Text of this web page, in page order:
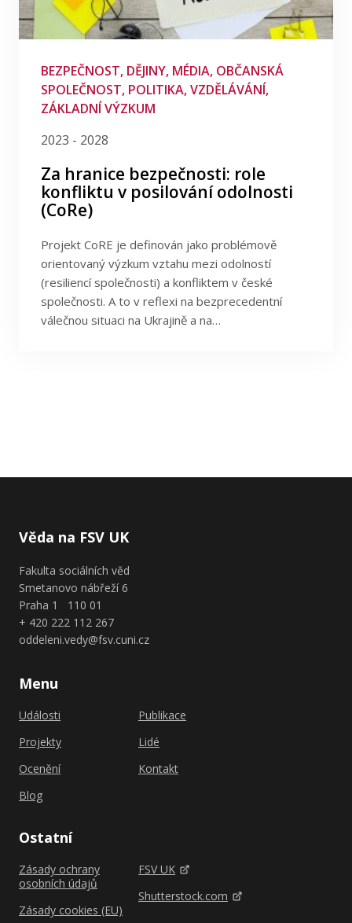
BEZPEČNOST, DĚJINY, MÉDIA, OBČANSKÁ
SPOLEČNOST, POLITIKA, VZDĚLÁVÁNÍ,
ZÁKLADNÍ VÝZKUM
2023 - 2028
Za hranice bezpečnosti: role
konfliktu v posilování odolnosti
(CoRe)
Projekt CoRE je definován jako problémově
orientovaný výzkum vztahu mezi odolností
(resiliencí společnosti) a konfliktem v české
společnosti. A to v reflexi na bezprecedentní
válečnou situaci na Ukrajině a na…
Umělá inteligence
Veřejná politika
Vzdělávání
Základní výzkum
Životní prostředí
Žurnalistika
Filtrovat podle poskytovatele
Filtrovat podle data
Věda na FSV UK
Fakulta sociálních věd
Smetanovo nábřeží 6
Praha 1 110 01
+ 420 222 112 267
oddeleni.vedy@fsv.cuni.cz
Menu
Události
Projekty
Ocenění
Blog
Publikace
Lidé
Kontakt
Ostatní
Zásady ochrany
osobních údajů
Zásady cookies (EU)
FSV UK
Shutterstock.com